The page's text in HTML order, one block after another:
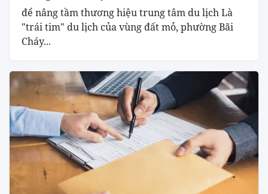
để nâng tầm thương hiệu trung tâm du lịch Là
"trái tim" du lịch của vùng đất mỏ, phường Bãi
Cháy...